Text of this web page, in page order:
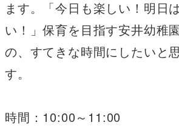
ます。「今日も楽しい！明日
い！」保育を目指す安井幼稚
の、すてきな時間にしたいと
す。
時間：10:00～11:00